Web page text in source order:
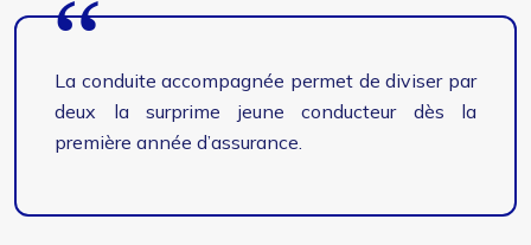
La conduite accompagnée permet de diviser par
deux la surprime jeune conducteur dès la
première année d’assurance.